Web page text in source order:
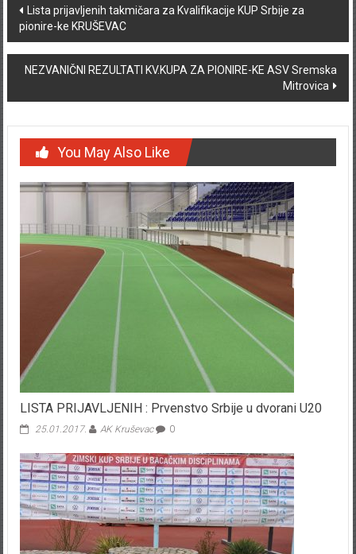
Post navigation
Lista prijavljenih takmičara za Kvalifikacije KUP Srbije za
pionire-ke KRUŠEVAC
NEZVANIČNI REZULTATI KV.KUPA ZA PIONIRE-KE ASV Sremska
Mitrovica
You May Also Like
LISTA PRIJAVLJENIH : Prvenstvo Srbije u dvorani U20
25.01.2017. AK Kruševac 0